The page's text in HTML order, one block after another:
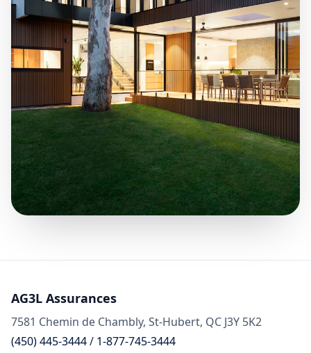
AG3L Assurances
7581 Chemin de Chambly, St-Hubert, QC J3Y 5K2
(450) 445-3444/ 1-877-745-3444